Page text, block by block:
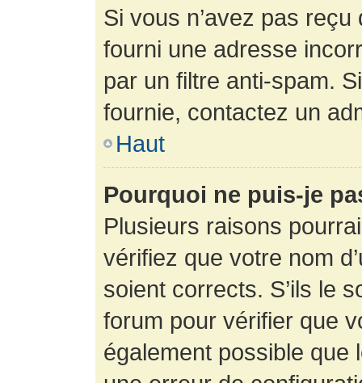
Si vous n’avez pas
fourni une adresse
par un filtre anti-spam.
fournie, contactez un
Haut
Pourquoi ne puis-je
Plusieurs raisons
vérifiez que votre nom
soient corrects. S’ils le
forum pour vérifier que
également possible que